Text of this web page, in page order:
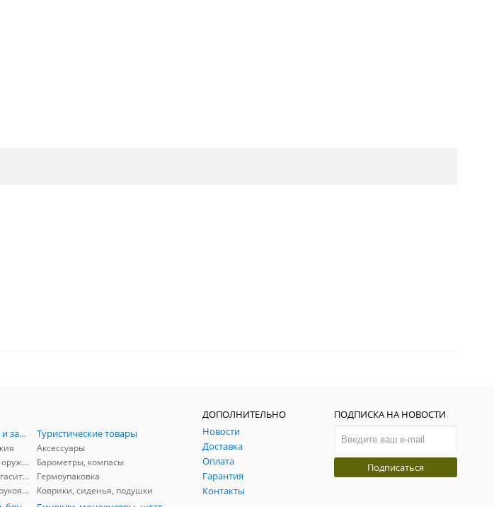
Тюнинг оружия, детали и запчасти
Магазины и обоймы для оружия
Дульные насадки, пламегасители, ДТК
Приклады, ложи, цевья, рукоятки, затыльники
Туристические товары
Аксессуары
Барометры, компасы
Гермоупаковка
Коврики, сиденья, подушки
ДОПОЛНИТЕЛЬНО
Новости
Доставка
Оплата
Гарантия
Контакты
ПОДПИСКА НА НОВОСТИ
Подписаться